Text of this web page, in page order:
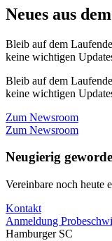
Neues aus
Bleib auf dem
keine wichtigen
Bleib auf dem
keine wichtigen
Zum Newsroom
Zum Newsroom
Neugierig
Vereinbare noch heute
Kontakt
Anmeldung
Hamburger SC